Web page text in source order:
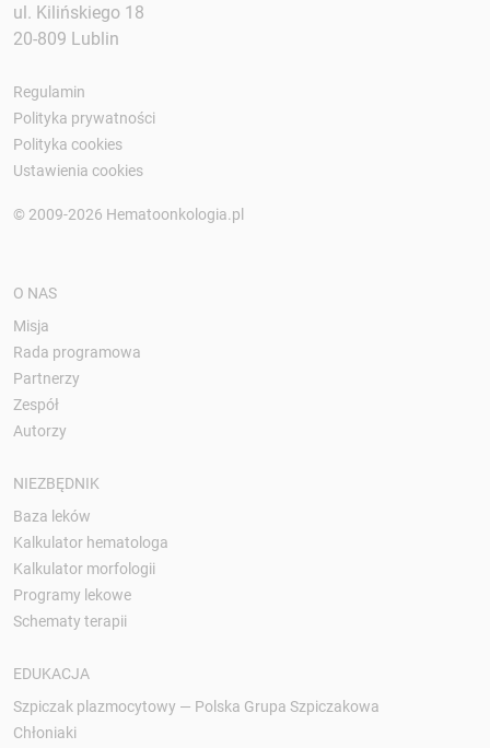
ul. Kilińskiego 18
20-809 Lublin
Regulamin
Polityka prywatności
Polityka cookies
Ustawienia cookies
© 2009-2026 Hematoonkologia.pl
O NAS
Misja
Rada programowa
Partnerzy
Zespół
Autorzy
NIEZBĘDNIK
Baza leków
Kalkulator hematologa
Kalkulator morfologii
Programy lekowe
Schematy terapii
EDUKACJA
Szpiczak plazmocytowy — Polska Grupa Szpiczakowa
Chłoniaki